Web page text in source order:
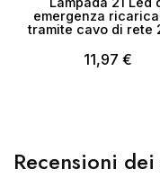
emergenza
tramite cavo di rete
11,97 €
Recensioni